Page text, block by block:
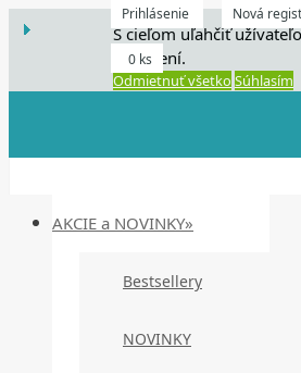
S cieľom uľahčiť
zariadení.
Odmietnuť všetko Súhlasím
Prihlásenie Nová
0 ks
AKCIE a NOVINKY»
Bestsellery
NOVINKY